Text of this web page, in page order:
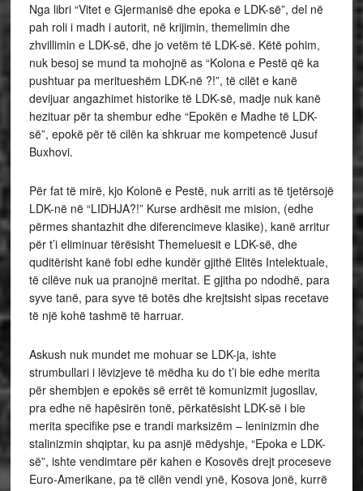
Nga libri “Vitet e Gjermanisë dhe epoka e LDK-së”, del në
pah roli i madh i autorit, në krijimin, themelimin dhe
zhvillimin e LDK-së, dhe jo vetëm të LDK-së. Këtë pohim,
nuk besoj se mund ta mohojnë as “Kolona e Pestë që ka
pushtuar pa meritueshëm LDK-në ?!”, të cilët e kanë
devijuar angazhimet historike të LDK-së, madje nuk kanë
hezituar për ta shembur edhe “Epokën e Madhe të LDK-
së”, epokë për të cilën ka shkruar me kompetencë Jusuf
Buxhovi.
Për fat të mirë, kjo Kolonë e Pestë, nuk arriti as të tjetërsojë
LDK-në në “LIDHJA?!” Kurse ardhësit me mision, (edhe
përmes shantazhit dhe diferencimeve klasike), kanë arritur
për t’i eliminuar tërësisht Themeluesit e LDK-së, dhe
quditërisht kanë fobi edhe kundër gjithë Elitës Intelektuale,
të cilëve nuk ua pranojnë meritat. E gjitha po ndodhë, para
syve tanë, para syve të botës dhe krejtsisht sipas recetave
të një kohë tashmë të harruar.
Askush nuk mundet me mohuar se LDK-ja, ishte
strumbullari i lëvizjeve të mëdha ku do t’i bie edhe merita
për shembjen e epokës së errët të komunizmit jugosllav,
pra edhe në hapësirën tonë, përkatësisht LDK-së i bie
merita specifike pse e trandi marksizëm – leninizmin dhe
stalinizmin shqiptar, ku pa asnjë mëdyshje, “Epoka e LDK-
së”, ishte vendimtare për kahen e Kosovës drejt proceseve
Euro-Amerikane, pa të cilën vendi ynë, Kosova jonë, kurrë